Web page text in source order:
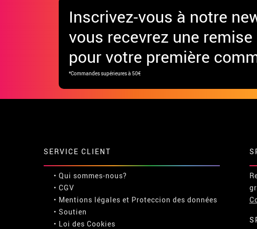
Inscrivez-vous à notre
vous recevrez une remise
pour votre première
*Commandes supérieures à 50€
SERVICE CLIENT
• Qui sommes-nous?
• CGV
• Mentions légales et Proteccion des données
• Soutien
• Loi des Cookies